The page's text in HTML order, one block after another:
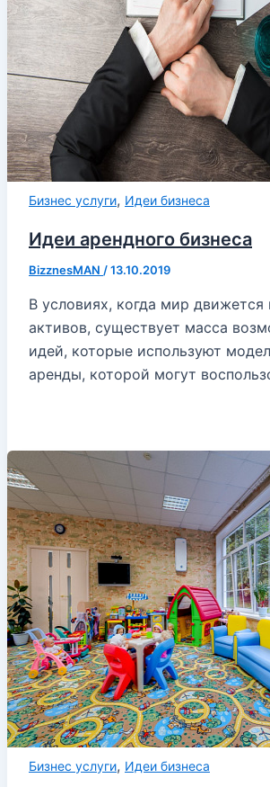
Бизнес услуги, Идеи бизнеса
Идеи арендного бизнеса
BizznesMAN /13.10.2019
В условиях, когда мир движется
активов, существует масса
идей, которые используют
аренды, которой могут
Бизнес услуги, Идеи бизнеса